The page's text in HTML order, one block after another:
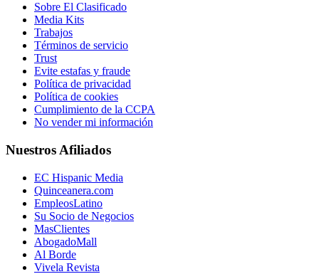
Sobre El Clasificado
Media Kits
Trabajos
Términos de servicio
Trust
Evite estafas y fraude
Política de privacidad
Política de cookies
Cumplimiento de la CCPA
No vender mi información
Nuestros Afiliados
EC Hispanic Media
Quinceanera.com
EmpleosLatino
Su Socio de Negocios
MasClientes
AbogadoMall
Al Borde
Vivela Revista